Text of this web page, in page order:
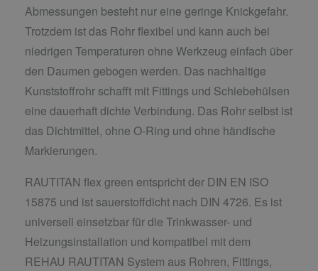
Abmessungen besteht nur eine geringe Knickgefahr.
Trotzdem ist das Rohr flexibel und kann auch bei
niedrigen Temperaturen ohne Werkzeug einfach über
den Daumen gebogen werden. Das nachhaltige
Kunststoffrohr schafft mit Fittings und Schiebehülsen
eine dauerhaft dichte Verbindung. Das Rohr selbst ist
das Dichtmittel, ohne O-Ring und ohne händische
Markierungen.
RAUTITAN flex green entspricht der DIN EN ISO
15875 und ist sauerstoffdicht nach DIN 4726. Es ist
universell einsetzbar für die Trinkwasser- und
Heizungsinstallation und kompatibel mit dem
REHAU RAUTITAN System aus Rohren, Fittings,